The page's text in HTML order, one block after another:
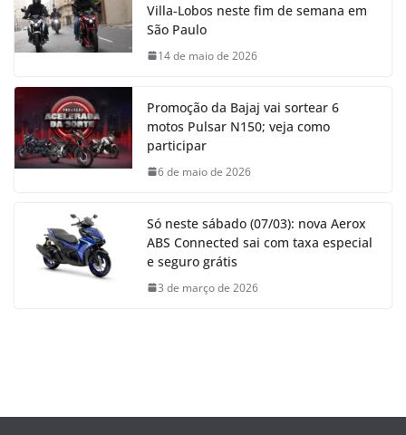
Villa-Lobos neste fim de semana em
São Paulo
14 de maio de 2026
Promoção da Bajaj vai sortear 6
motos Pulsar N150; veja como
participar
6 de maio de 2026
Só neste sábado (07/03): nova Aerox
ABS Connected sai com taxa especial
e seguro grátis
3 de março de 2026